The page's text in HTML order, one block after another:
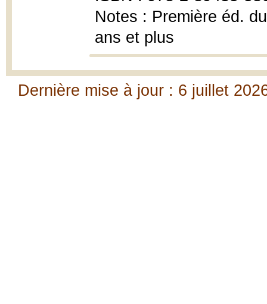
Notes : Première éd.
ans et plus
Dernière mise à jour : 6 juillet